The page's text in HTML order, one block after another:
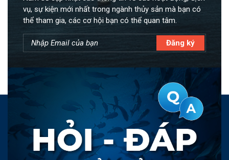
vụ, sự kiện mới nhất trong ngành thủy sản mà bạn có
thể tham gia, các cơ hội bạn có thể quan tâm.